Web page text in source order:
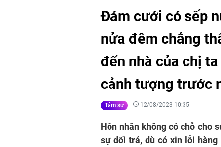
Đám cưới có sếp
nửa đêm chẳng
đến nhà của chị
cảnh tượng trước
Tâm sự 12/08/2023 10:35
Hôn nhân không có chỗ cho
sự dối trá, dù có xin lỗi